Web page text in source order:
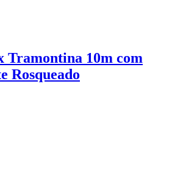
Tramontina 10m com
Rosqueado